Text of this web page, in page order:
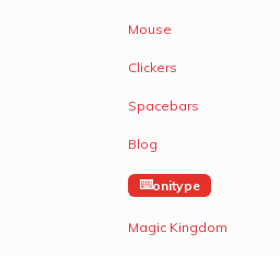
Mouse
Clickers
Spacebars
Blog
onitype
Magic Kingdom